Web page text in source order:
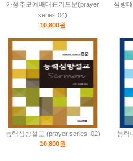
가정추모예배대표기도문(prayer
series.04)
10,800원
심방
능력심방설교 (prayer series. 02)
10,800원
능력